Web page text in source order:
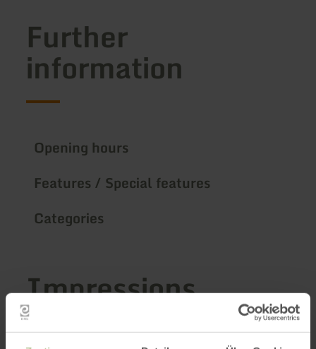
Further
information
Opening hours
Features / Special features
Categories
Impressions